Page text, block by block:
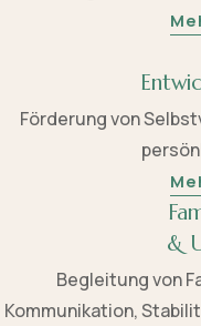
Förderung von
&
Begleitung von
Kommunikation,